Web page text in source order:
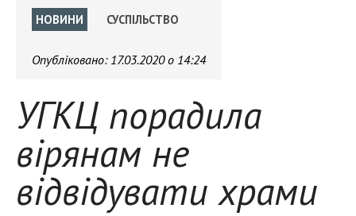
НОВИНИ СУСПІЛЬСТВО
Опубліковано: 17.03.2020 о 14:24
УГКЦ порадила
вірянам не
відвідувати храми